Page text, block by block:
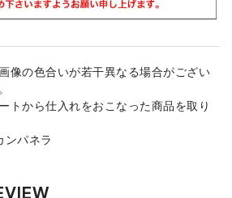
像の色合いが若干異なる場合がござい
トから仕入れをおこなった商品を取り
ンパネラ